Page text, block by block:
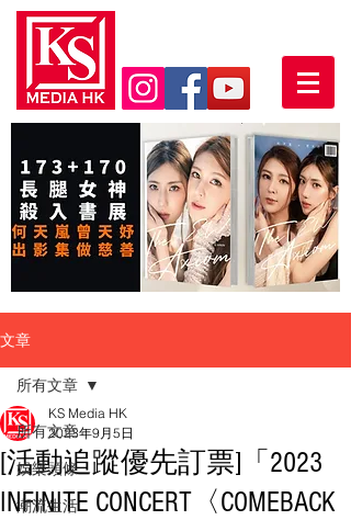
文章
所有文章
娛樂頭條
潮流生活
所有文章
[活動追蹤優先訂票]「2023
INFINITE CONCERT〈COMEBACK
KS Media HK
2023年9月5日